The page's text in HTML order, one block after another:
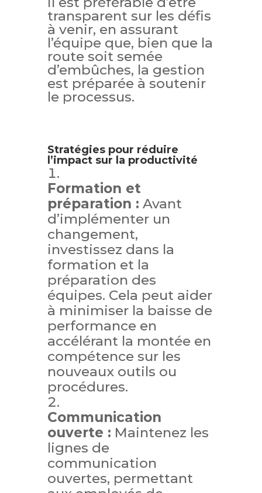
transparent sur les défis
à venir, en assurant
l’équipe que, bien que la
route soit semée
d’embûches, la gestion
est préparée à soutenir
le processus.
Stratégies pour réduire
l’impact sur la productivité
Formation et
préparation : Avant
d’implémenter un
changement,
investissez dans la
formation et la
préparation des
équipes. Cela peut aider
à minimiser la baisse de
performance en
accélérant la montée en
compétence sur les
nouveaux outils ou
procédures.
Communication
ouverte : Maintenez les
lignes de
communication
ouvertes, permettant